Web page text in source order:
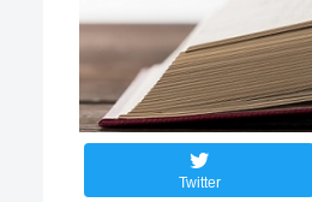
Twitter